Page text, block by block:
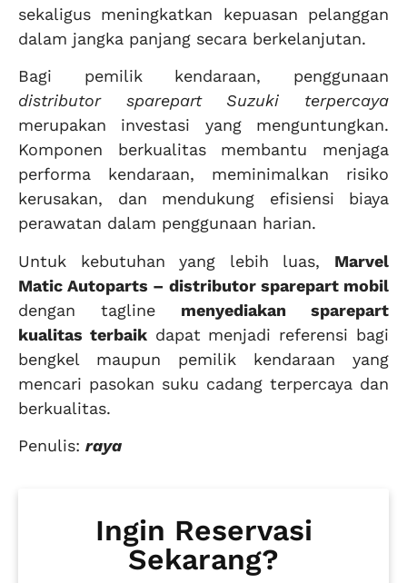
sekaligus meningkatkan kepuasan pelanggan
dalam jangka panjang secara berkelanjutan.
Bagi pemilik kendaraan, penggunaan
distributor sparepart Suzuki terpercaya
merupakan investasi yang menguntungkan.
Komponen berkualitas membantu menjaga
performa kendaraan, meminimalkan risiko
kerusakan, dan mendukung efisiensi biaya
perawatan dalam penggunaan harian.
Untuk kebutuhan yang lebih luas, Marvel
Matic Autoparts – distributor sparepart mobil
dengan tagline menyediakan sparepart
kualitas terbaikdapat menjadi referensi bagi
bengkel maupun pemilik kendaraan yang
mencari pasokan suku cadang terpercaya dan
berkualitas.
Penulis: raya
Ingin Reservasi
Sekarang?